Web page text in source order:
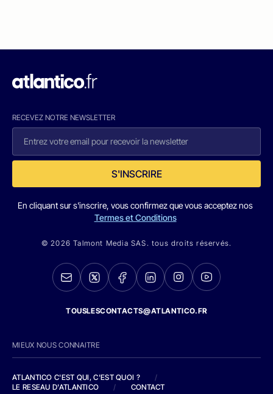
RECEVEZ NOTRE NEWSLETTER
S'INSCRIRE
En cliquant sur s'inscrire, vous confirmez que vous acceptez nos
Termes et Conditions
© 2026 Talmont Media SAS. tous droits réservés.
TOUSLESCONTACTS@ATLANTICO.FR
MIEUX NOUS CONNAITRE
ATLANTICO C'EST QUI, C'EST QUOI ?
/
LE RESEAU D'ATLANTICO
/ CONTACT